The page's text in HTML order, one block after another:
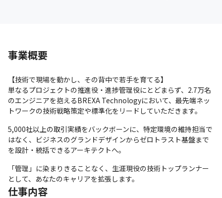
事業概要
【技術で現場を動かし、その背中で若手を育てる】
単なるプロジェクトの推進役・進捗管理役にとどまらず、2.7万名
のエンジニアを抱えるBREXA Technologyにおいて、最先端ネッ
トワークの技術戦略策定や標準化をリードしていただきます。
5,000社以上の取引実績をバックボーンに、特定環境の維持担当で
はなく、ビジネスのグランドデザインからゼロトラスト基盤まで
を設計・統括できるアーキテクトへ。
「管理」に染まりきることなく、生涯現役の技術トップランナー
として、あなたのキャリアを拡張します。
仕事内容